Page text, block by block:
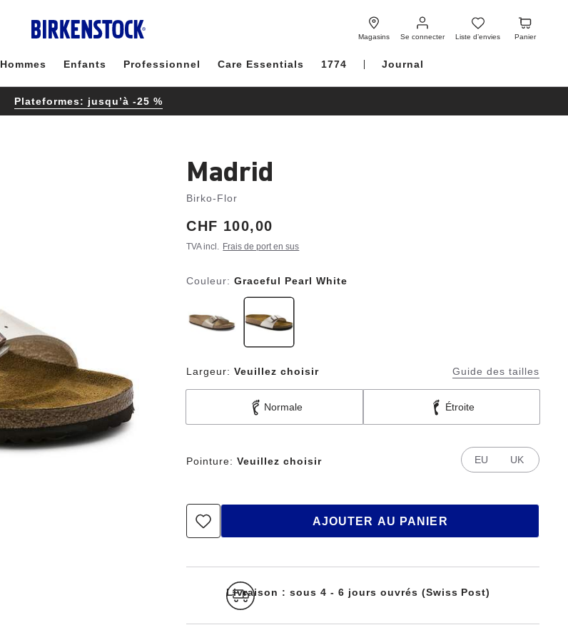
Magasins Se connecter
connecter
Liste d’envies
Liste
d’envies
Panier
Panier
Hommes Enfants Professionnel Care Essentials 1774 Journal
Plateformes: jusqu’à -25 %
Madrid
Birko-Flor
Price:
CHF 100,00
TVA incl. Frais de port en sus
Couleur:Graceful Pearl White
Largeur: Veuillez choisir Guide des tailles
Normale Étroite
Pointure: Veuillez choisir EU UK
AJOUTER AU PANIER
Livraison : sous 4 - 6 jours ouvrés (Swiss Post)